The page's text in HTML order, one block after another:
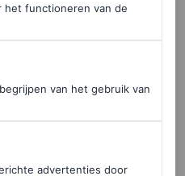
het functioneren van de
van het gebruik van
advertenties door